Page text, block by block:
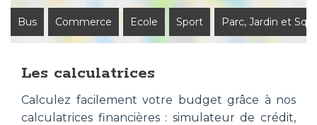
Bus Commerce Ecole Sport Parc, Jardin et
Les calculatrices
Calculez facilement votre budget grâce à nos
calculatrices financières : simulateur de crédit,